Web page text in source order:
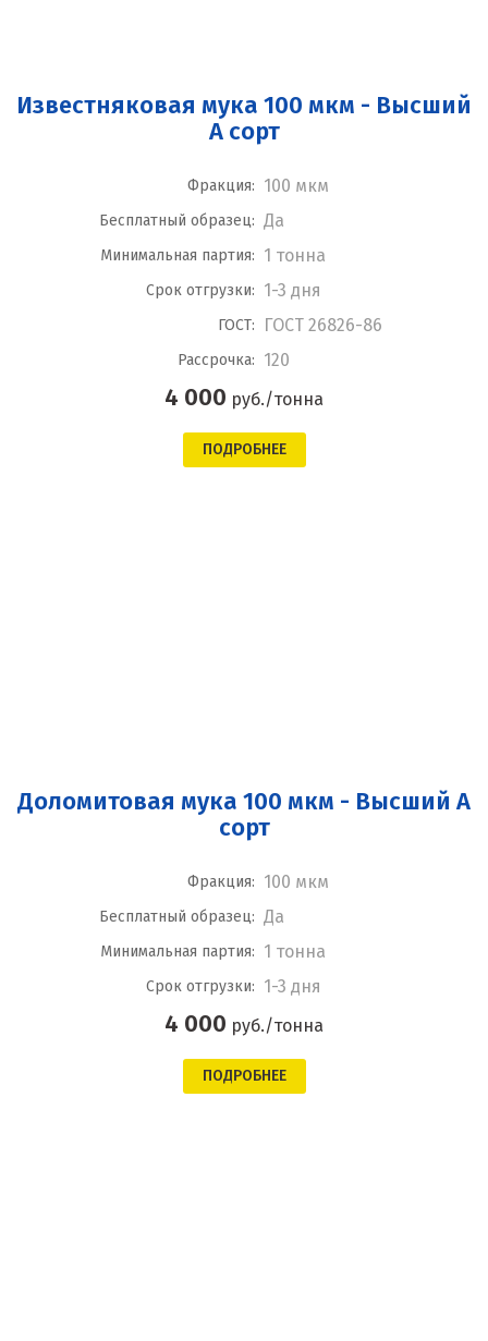
Известняковая мука 100 мкм - Высший
А сорт
Фракция: 100 мкм
Бесплатный образец: Да
Минимальная партия: 1 тонна
Срок отгрузки: 1-3 дня
ГОСТ: ГОСТ 26826-86
Рассрочка: 120
4 000 руб./тонна
ПОДРОБНЕЕ
Доломитовая мука 100 мкм - Высший А
сорт
Фракция: 100 мкм
Бесплатный образец: Да
Минимальная партия: 1 тонна
Срок отгрузки: 1-3 дня
4 000 руб./тонна
ПОДРОБНЕЕ